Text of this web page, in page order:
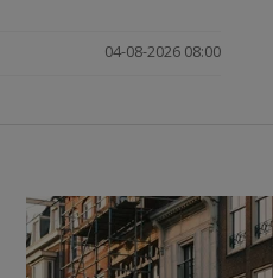
04-08-2026 08:00